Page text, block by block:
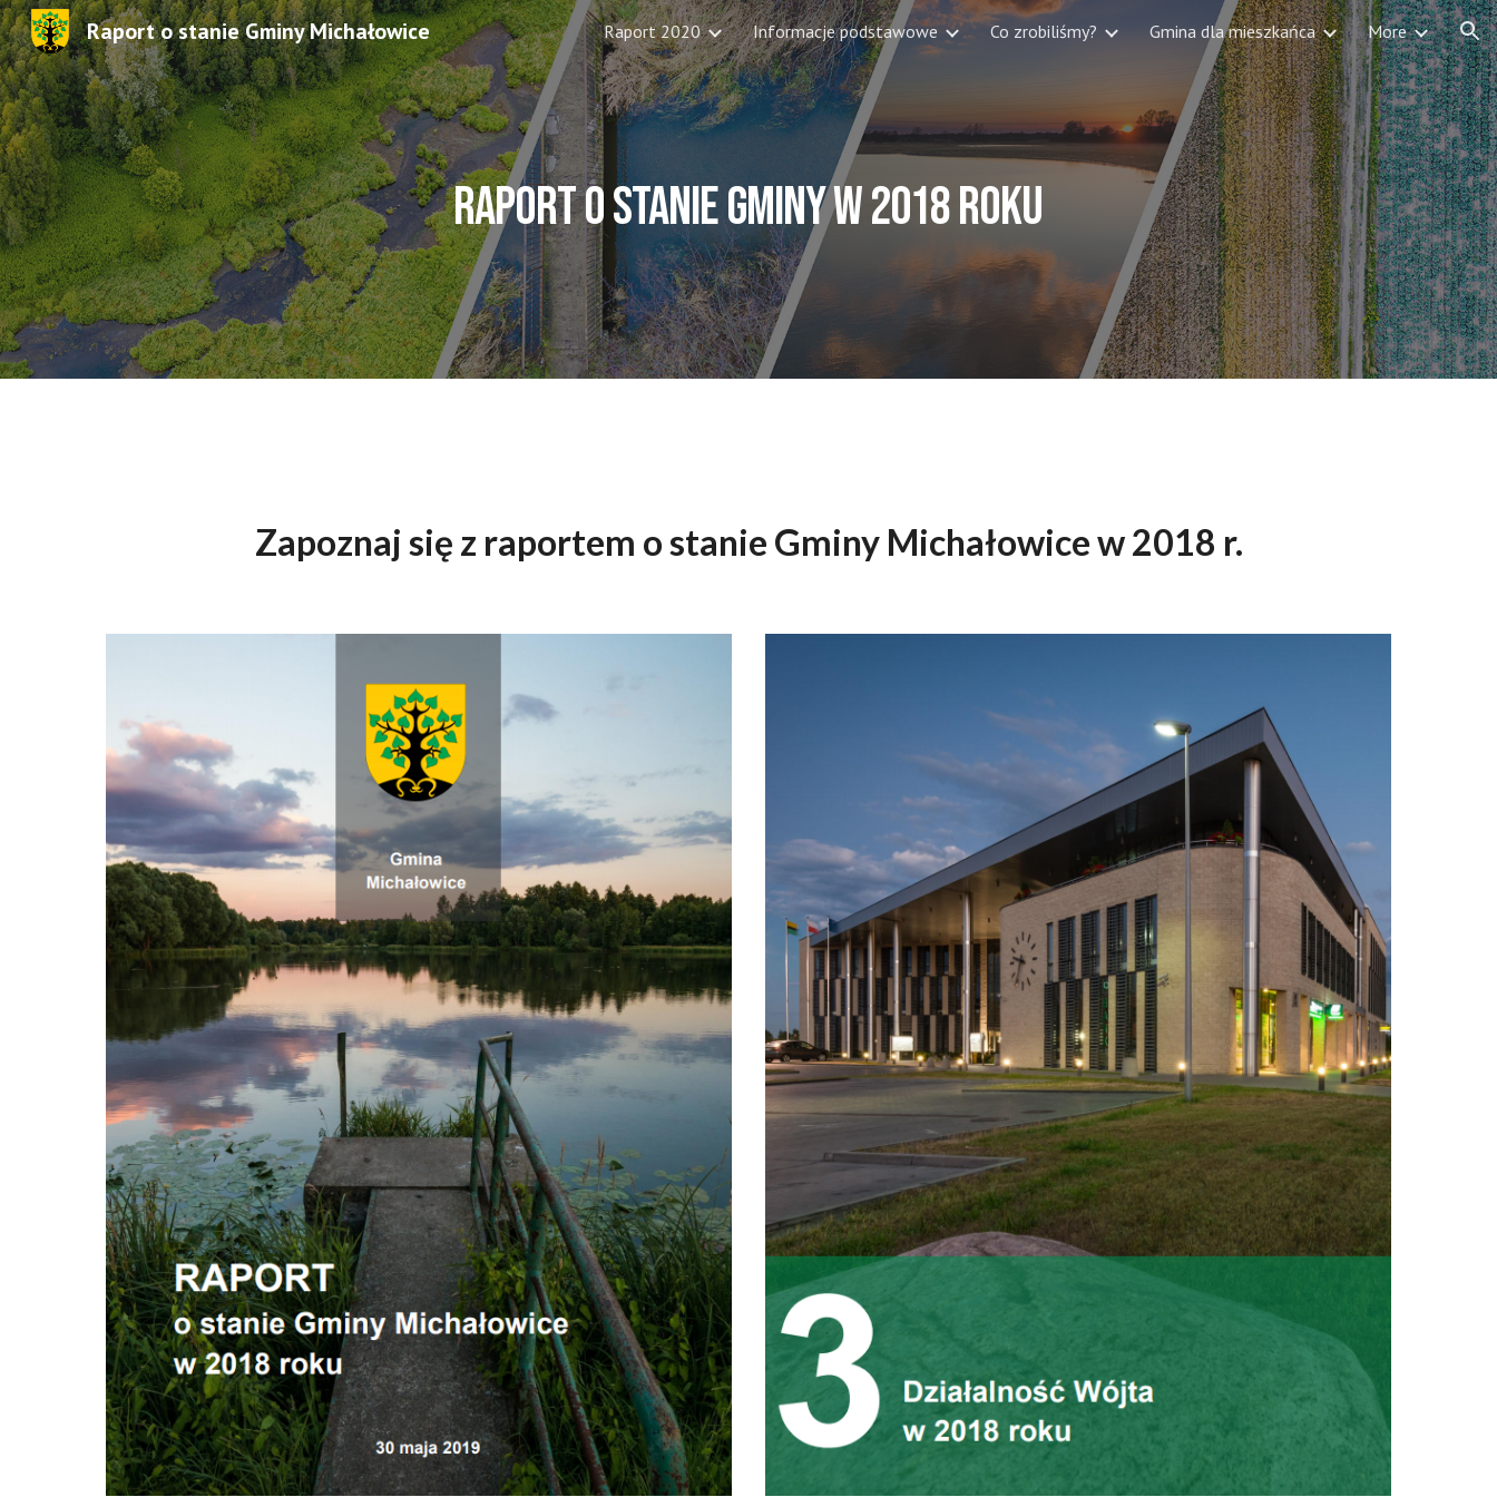
Skip to main content Skip to navigation
Raport o stanie Gminy Michałowice Raport 2020 Informacje podstawowe Co zrobiliśmy? Gmina dla mieszkańca More
Raport o stanie gminy w 2018 roku
Zapoznaj się z raportem o stanie Gminy Michałowice w 2018 r.